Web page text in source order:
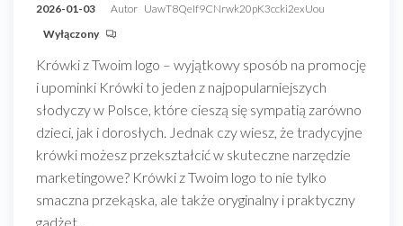
2026-01-03 Autor UawT8QeIf9CNrwk20pK3ccki2exUou
Wyłączony
Krówki z Twoim logo – wyjątkowy sposób na promocję
i upominki Krówki to jeden z najpopularniejszych
słodyczy w Polsce, które cieszą się sympatią zarówno
dzieci, jak i dorosłych. Jednak czy wiesz, że tradycyjne
krówki możesz przekształcić w skuteczne narzędzie
marketingowe? Krówki z Twoim logo to nie tylko
smaczna przekąska, ale także oryginalny i praktyczny
gadżet…